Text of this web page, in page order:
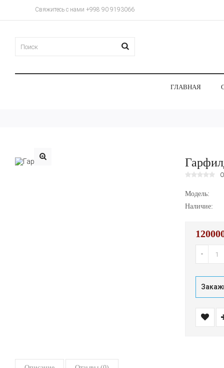
Свяжитесь с нами +998 90 9193066
ГЛАВНАЯ
Модель:
Наличие:
-